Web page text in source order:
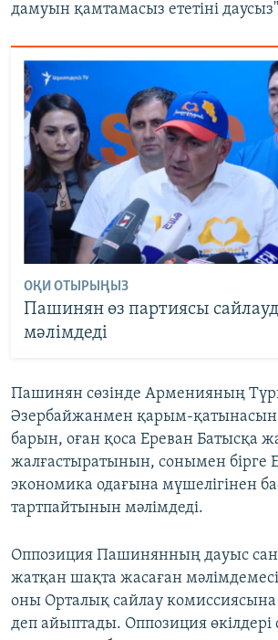
дамуын қамтамасыз ететіні
ОҚИ ОТЫРЫҢЫЗ
Пашинян өз партиясы
мәлімдеді
Пашинян сөзінде Арменияның
Әзербайжанмен қарым-қатынасын
барын, оған қоса Ереван Батысқа
жалғастыратынын, сонымен бірге
экономика одағына мүшелігінен
тартпайтынын мәлімдеді.
Оппозиция Пашинянның дауыс
жатқан шақта жасаған
оны Орталық сайлау
деп айыптады. Оппозиция